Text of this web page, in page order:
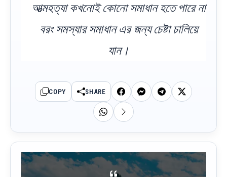
আত্মহত্যা কখনোই কোনো সমাধান হতে পারে না
বরং সমস্যার সমাধান এর জন্য চেষ্টা চালিয়ে
যান।
COPY SHARE